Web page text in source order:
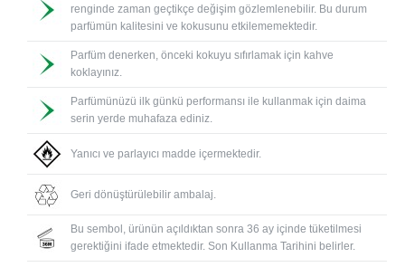
renginde zaman geçtikçe değişim gözlemlenebilir. Bu durum
parfümün kalitesini ve kokusunu etkilememektedir.
Parfüm denerken, önceki kokuyu sıfırlamak için kahve
koklayınız.
Parfümünüzü ilk günkü performansı ile kullanmak için daima
serin yerde muhafaza ediniz.
Yanıcı ve parlayıcı madde içermektedir.
Geri dönüştürülebilir ambalaj.
Bu sembol, ürünün açıldıktan sonra 36 ay içinde tüketilmesi
gerektiğini ifade etmektedir. Son Kullanma Tarihini belirler.